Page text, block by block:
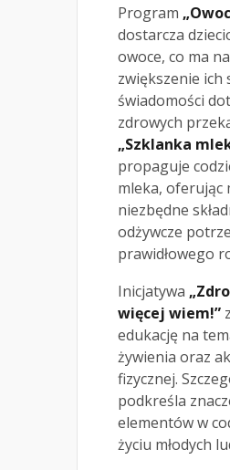
Program
dostarcza
owoce, co ma
zwiększenie ich
świadomości
zdrowych
„Szklanka
propaguje
mleka, oferując
niezbędne
odżywcze
prawidłowego
Inicjatywa
więcej wiem!”
edukację na
żywienia oraz
fizycznej.
podkreśla
elementów w
życiu młodych